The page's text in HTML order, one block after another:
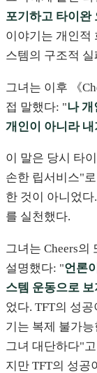
포기하고 타이완
이야기는 개인적
스템의 구조적
그녀는 이후 《
접 말했다: "나
개인이 아니라
이 말은 당시 타
손한 립서비스"
한 것이 아니었
를 실천했다.
그녀는 Cheers의
설명했다: "언론
스템 운동으로
었다. TFT의 성
기는 복제 불가
그녀 대단하다"
지만 TFT의 성공